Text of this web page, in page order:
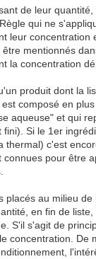
de leur
qui ne
leur concentration
mentionnés
la concentration
produit dont la
composé en
aqueuse" et qui
fini). Si le 1er
thermal) c'est
connues pour être
placés au milieu
en fin de
S'il s'agit de
concentration. De